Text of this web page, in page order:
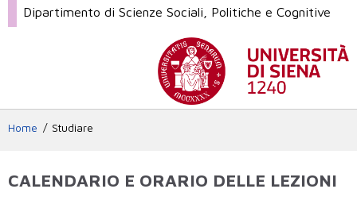
Dipartimento di Scienze Sociali, Politiche e Cognitive
Home Studiare
CALENDARIO E ORARIO DELLE LEZIONI